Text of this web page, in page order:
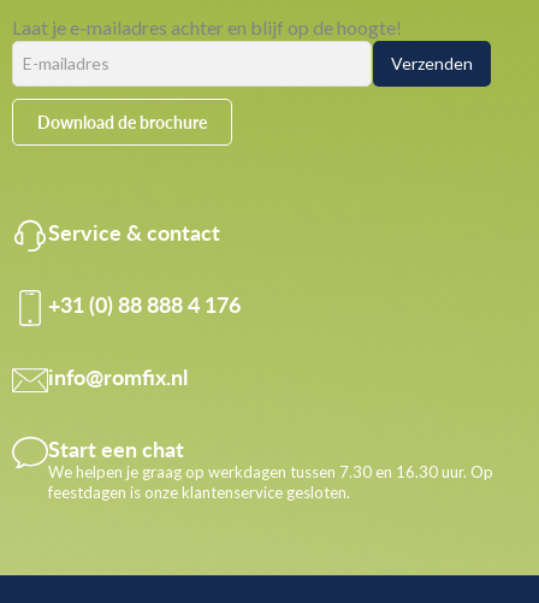
Laat je e-mailadres achter en blijf op de hoogte!
Download de brochure
Service & contact
+31 (0) 88 888 4 176
info@romfix.nl
Start een chat
We helpen je graag op werkdagen tussen 7.30 en 16.30 uur. Op
feestdagen is onze klantenservice gesloten.